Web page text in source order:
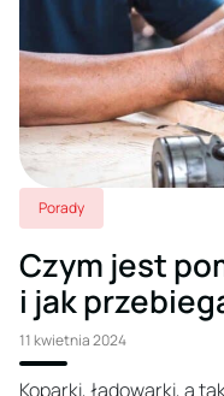
Porady
Czym jest
i jak
11 kwietnia 2024
Koparki, ładowarki, a